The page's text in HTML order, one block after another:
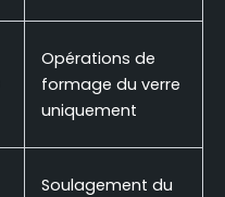
Opérations de
formage du verre
uniquement
Soulagement du